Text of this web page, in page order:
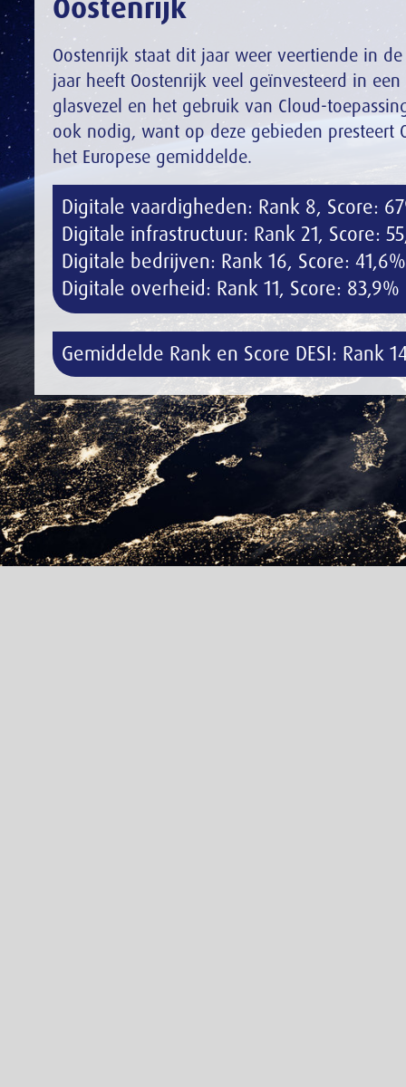
Oostenrijk
Oostenrijk staat dit jaar weer veertiende in
jaar heeft Oostenrijk veel geïnvesteerd in
glasvezel en het gebruik van Cloud-
ook nodig, want op deze gebieden presteert
het Europese gemiddelde.
Digitale vaardigheden: Rank 8, Score:
Digitale infrastructuur: Rank 21, Score:
Digitale bedrijven: Rank 16, Score: 41,6%
Digitale overheid: Rank 11, Score: 83,9%
Gemiddelde Rank en Score DESI: Rank